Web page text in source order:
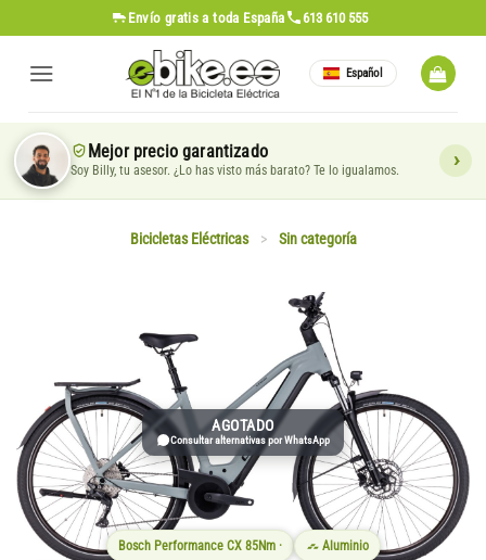
al
contenido
Envío gratis a toda España 613 610 555
Español
Mejor precio garantizado
Soy Billy, tu asesor. ¿Lo has visto más barato? Te lo igualamos.
Bicicletas Eléctricas > Sin categoría
AGOTADO
Consultar alternativas por WhatsApp
Bosch Performance CX 85Nm · Aluminio